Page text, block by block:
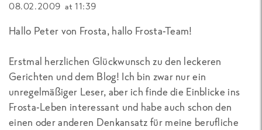
08.02.2009 at 11:39
Hallo Peter von Frosta, hallo Frosta-Team!
Erstmal herzlichen Glückwunsch zu den leckeren
Gerichten und dem Blog! Ich bin zwar nur ein
unregelmäßiger Leser, aber ich finde die Einblicke ins
Frosta-Leben interessant und habe auch schon den
einen oder anderen Denkansatz für meine berufliche